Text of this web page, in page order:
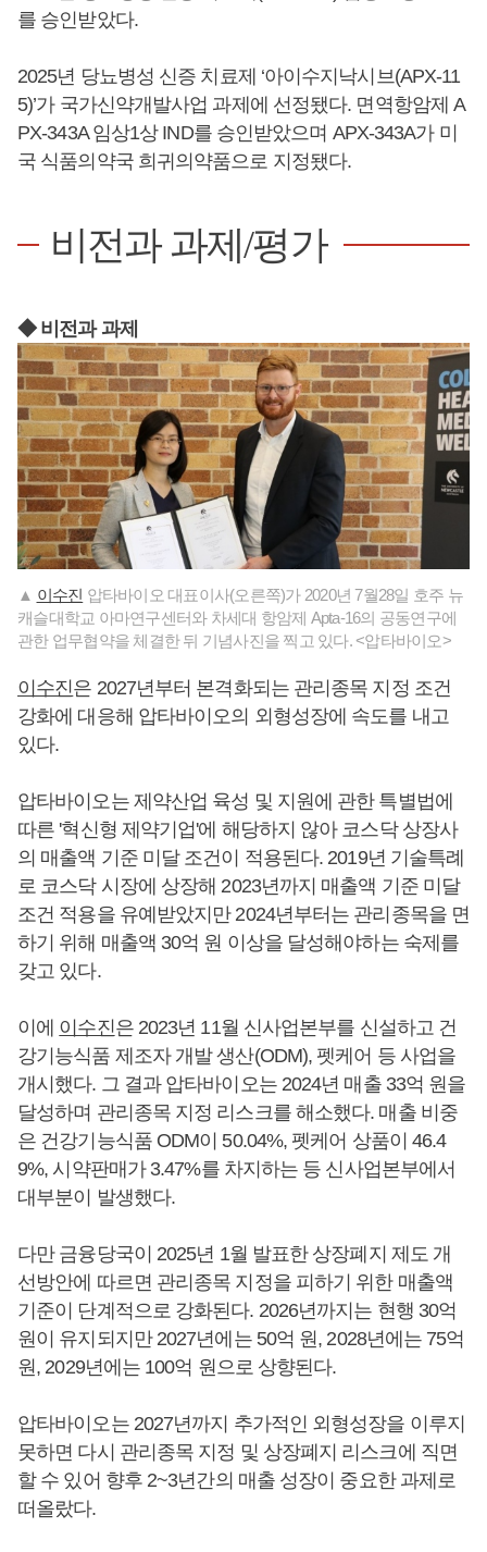
를 승인받았다.
2025년 당뇨병성 신증 치료제 ‘아이수지낙시브(APX-11
5)’가 국가신약개발사업 과제에 선정됐다. 면역항암제 A
PX-343A 임상1상 IND를 승인받았으며 APX-343A가 미
국 식품의약국 희귀의약품으로 지정됐다.
비전과 과제/평가
◆ 비전과 과제
▲ 이수진 압타바이오 대표이사(오른쪽)가 2020년 7월28일 호주 뉴
캐슬대학교 아마연구센터와 차세대 항암제 Apta-16의 공동연구에
관한 업무협약을 체결한 뒤 기념사진을 찍고 있다. <압타바이오>
이수진은 2027년부터 본격화되는 관리종목 지정 조건
강화에 대응해 압타바이오의 외형성장에 속도를 내고
있다.
압타바이오는 제약산업 육성 및 지원에 관한 특별법에
따른 '혁신형 제약기업'에 해당하지 않아 코스닥 상장사
의 매출액 기준 미달 조건이 적용된다. 2019년 기술특례
로 코스닥 시장에 상장해 2023년까지 매출액 기준 미달
조건 적용을 유예받았지만 2024년부터는 관리종목을 면
하기 위해 매출액 30억 원 이상을 달성해야하는 숙제를
갖고 있다.
이에 이수진은 2023년 11월 신사업본부를 신설하고 건
강기능식품 제조자 개발 생산(ODM), 펫케어 등 사업을
개시했다. 그 결과 압타바이오는 2024년 매출 33억 원을
달성하며 관리종목 지정 리스크를 해소했다. 매출 비중
은 건강기능식품 ODM이 50.04%, 펫케어 상품이 46.4
9%, 시약판매가 3.47%를 차지하는 등 신사업본부에서
대부분이 발생했다.
다만 금융당국이 2025년 1월 발표한 상장폐지 제도 개
선방안에 따르면 관리종목 지정을 피하기 위한 매출액
기준이 단계적으로 강화된다. 2026년까지는 현행 30억
원이 유지되지만 2027년에는 50억 원, 2028년에는 75억
원, 2029년에는 100억 원으로 상향된다.
압타바이오는 2027년까지 추가적인 외형성장을 이루지
못하면 다시 관리종목 지정 및 상장폐지 리스크에 직면
할 수 있어 향후 2~3년간의 매출 성장이 중요한 과제로
떠올랐다.